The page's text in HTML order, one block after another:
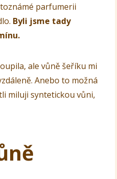
parfumerii
Byli jsme tady
ale vůně šeříku mi
Anebo to možná
miluji syntetickou vůni,